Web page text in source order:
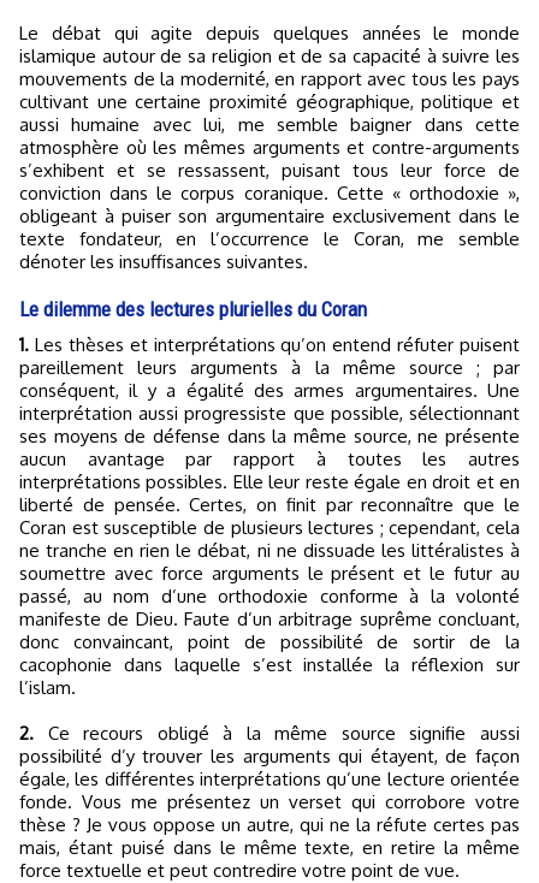
Le débat qui agite depuis quelques années le monde
islamique autour de sa religion et de sa capacité à suivre les
mouvements de la modernité, en rapport avec tous les pays
cultivant une certaine proximité géographique, politique et
aussi humaine avec lui, me semble baigner dans cette
atmosphère où les mêmes arguments et contre-arguments
s’exhibent et se ressassent, puisant tous leur force de
conviction dans le corpus coranique. Cette « orthodoxie »,
obligeant à puiser son argumentaire exclusivement dans le
texte fondateur, en l’occurrence le Coran, me semble
dénoter les insuffisances suivantes.
Le dilemme des lectures plurielles du Coran
1. Les thèses et interprétations qu’on entend réfuter puisent
pareillement leurs arguments à la même source ; par
conséquent, il y a égalité des armes argumentaires. Une
interprétation aussi progressiste que possible, sélectionnant
ses moyens de défense dans la même source, ne présente
aucun avantage par rapport à toutes les autres
interprétations possibles. Elle leur reste égale en droit et en
liberté de pensée. Certes, on finit par reconnaître que le
Coran est susceptible de plusieurs lectures ; cependant, cela
ne tranche en rien le débat, ni ne dissuade les littéralistes à
soumettre avec force arguments le présent et le futur au
passé, au nom d’une orthodoxie conforme à la volonté
manifeste de Dieu. Faute d’un arbitrage suprême concluant,
donc convaincant, point de possibilité de sortir de la
cacophonie dans laquelle s’est installée la réflexion sur
l’islam.
2. Ce recours obligé à la même source signifie aussi
possibilité d’y trouver les arguments qui étayent, de façon
égale, les différentes interprétations qu’une lecture orientée
fonde. Vous me présentez un verset qui corrobore votre
thèse ? Je vous oppose un autre, qui ne la réfute certes pas
mais, étant puisé dans le même texte, en retire la même
force textuelle et peut contredire votre point de vue.